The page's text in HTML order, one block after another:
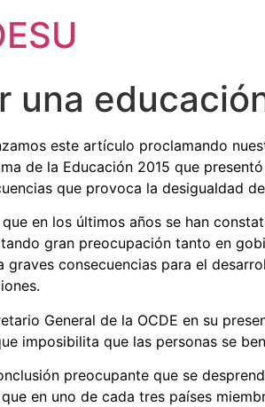
una
este artículo proclamando
de la Educación 2015 que
que provoca la desigualdad
que en los últimos años se han
gran preocupación tanto en
graves consecuencias para el
General de la OCDE en su
imposibilita que las personas se
preocupante que se
en uno de cada tres países